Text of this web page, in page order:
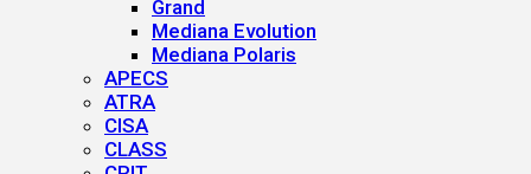
Grand
Mediana Evolution
Mediana Polaris
APECS
ATRA
CISA
CLASS